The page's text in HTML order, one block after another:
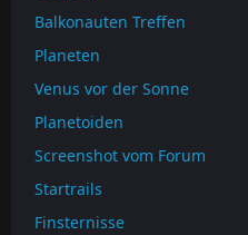
Balkonauten Treffen
Planeten
Venus vor der Sonne
Planetoiden
Screenshot vom Forum
Startrails
Finsternisse